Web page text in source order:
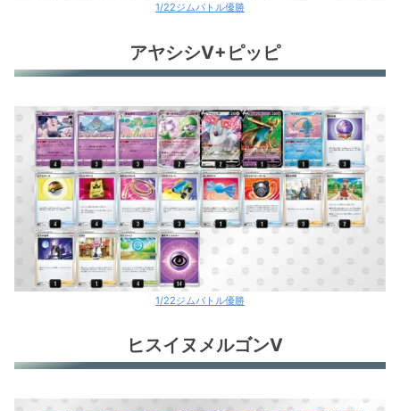
1/22ジムバトル優勝
アヤシシV+ピッピ
1/22ジムバトル優勝
ヒスイヌメルゴンV